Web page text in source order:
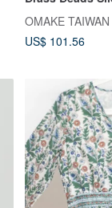
OMAKE TAIWAN
US$ 101.56